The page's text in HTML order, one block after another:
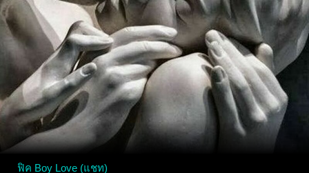
ฟิค Boy Love (แชท)